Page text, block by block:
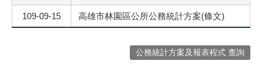
109-09-15 高雄市林園區公所公務統計方案(條文)
公務統計方案及報表程式 查詢